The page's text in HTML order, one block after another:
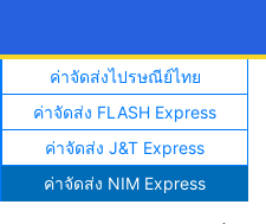
ค่าจัดส่งไปรษณีย์ไทย
ค่าจัดส่ง FLASH Express
ค่าจัดส่ง J&T Express
ค่าจัดส่ง NIM Express